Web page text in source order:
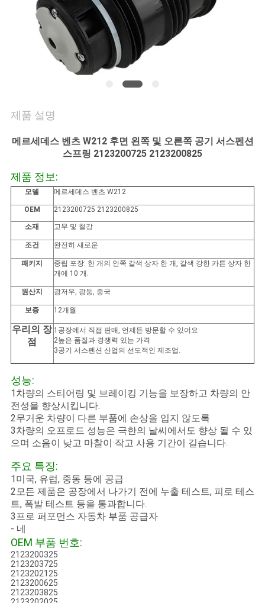
청
이
트
PRIVACY
POLICY
제품 설명
메르세데스 벤츠 W212 후면 왼쪽 및 오른쪽 공기 서스펜션
스프링 2123200725 2123200825
제품 정보:
모델 메르세데스 벤츠 W212
OEM 2123200725 2123200825
소재 고무 및 철강
조건 완전히 새로운
패키지
중립 포장: 한 개의 안쪽 갈색 상자 한 개, 갈색 강한 카튼 상자 한
개에 10 개.
원산지 광저우, 광둥, 중국
보증 12개월
우리의 장
점
1공장에서 직접 판매, 언제든 방문할 수 있어요
2높은 품질과 경쟁력 있는 가격
3공기 서스펜션 산업의 선도적인 제조업.
성능:
1차량의 스티어링 및 브레이킹 기능을 보장하고 차량의 안
전성을 향상시킵니다.
2무거운 차량이 다른 부품에 손상을 입지 않도록
3차량의 오프로드 성능은 극한의 날씨에서도 향상 될 수 있
으며 소음이 낮고 마찰이 작고 사용 기간이 길습니다.
주요 특징:
1미국, 유럽, 중동 등에 공급
2모든 제품은 공장에서 나가기 전에 누출 테스트, 피로 테스
트, 폭발 테스트 등을 통과합니다.
3프로 퍼포먼스 자동차 부품 공급자
- 네
OEM 부품 번호:
2123200325
2123203725
2123202125
2123200625
2123203825